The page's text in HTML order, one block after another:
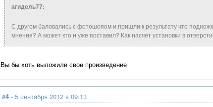
агидель77:
С другом баловались с фотошопом и пришли к результату что
мнения? А может кто и уже поставил? Как насчет установки в
Вы бы хоть выложили свое произведение
#4 - 5 сентября 2012 в 09:13